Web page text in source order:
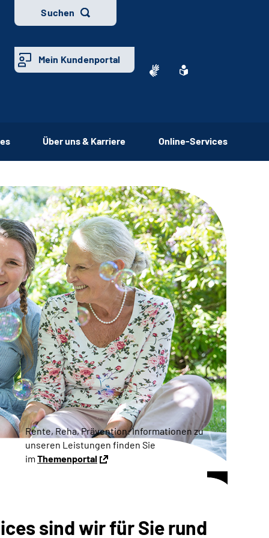
Suchen
Mein Kundenportal
Über uns & Karriere Online-Services
Rente, Reha, Prävention: Informationen zu
unseren Leistungen finden Sie
im Themenportal
sind wir für Sie rund